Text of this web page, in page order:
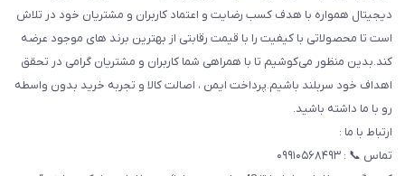
دیجیتال همواره با هدف کسب رضایت و اعتماد کاربران و مشتریان خود در تلاش
است تا محصولاتی با کیفیت را با قیمت رقابتی از بهترین برند های موجود عرضه
کند.بدین منظور می‌کوشیم تا با همراهی شما کاربران و مشتریان گرامی در تحقق
اهداف خود سربلند باشیم.پرداخت ایمن ، اصالت کالا و تجربه خرید بدون واسطه
رو با ما داشته باشید.
ارتباط با ما :
تماس 📞 : ۰۹۹۱۰۵۶۸۴۹۳